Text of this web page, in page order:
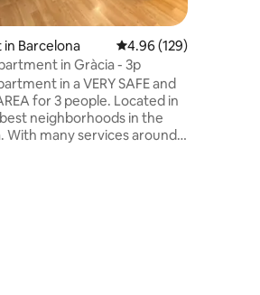
540 reviews
Barcelona 4.96 out of 5 average
4.96 (129)
in Gràcia - 3p
in a VERY SAFE and
for 3 people. Located in
neighborhoods in the
With many services around: